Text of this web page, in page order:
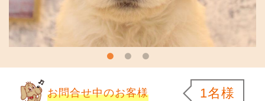
お問合せ中のお客様 1名様